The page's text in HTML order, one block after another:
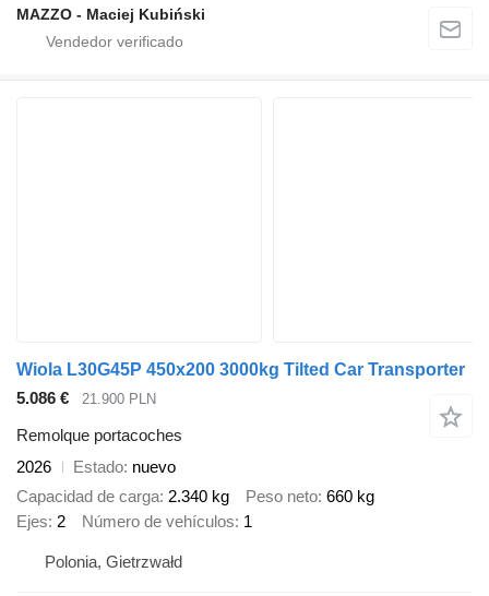
MAZZO - Maciej Kubiński
Wiola L30G45P 450x200 3000kg Tilted Car Transporter
5.086 €
21.900 PLN
Remolque portacoches
2026
Estado nuevo
Capacidad de carga 2.340 kg Peso neto 660 kg
Ejes 2 Número de vehículos 1
Polonia, Gietrzwałd